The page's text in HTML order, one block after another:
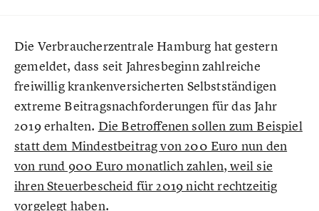
Die Verbraucherzentrale Hamburg hat gestern
gemeldet, dass seit Jahresbeginn zahlreiche
freiwillig krankenversicherten Selbstständigen
extreme Beitragsnachforderungen für das Jahr
2019 erhalten. Die Betroffenen sollen zum Beispiel
statt dem Mindestbeitrag von 200 Euro nun den
von rund 900 Euro monatlich zahlen, weil sie
ihren Steuerbescheid für 2019 nicht rechtzeitig
vorgelegt haben.